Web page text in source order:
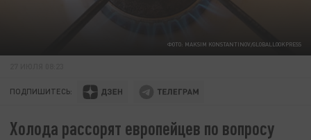
ФОТО: MAKSIM KONSTANTINOV/GLOBALLOOKPRESS
ПОДПИШИТЕСЬ:
Холода рассорят европейцев по вопросу